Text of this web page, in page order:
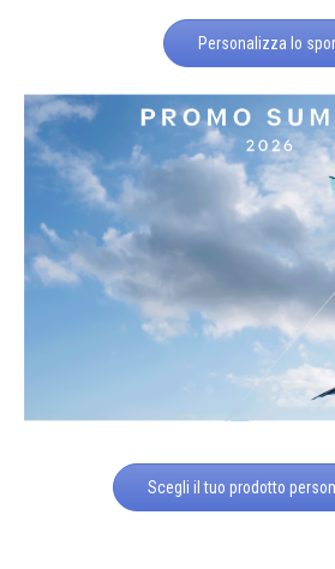
Personalizza lo
Scegli il tuo prodotto